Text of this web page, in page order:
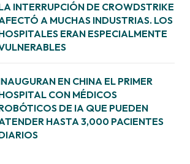
INTERRUPCIÓN DE CROWDSTRIKE
A MUCHAS INDUSTRIAS. LOS
ERAN ESPECIALMENTE
EN CHINA EL PRIMER
CON MÉDICOS
DE IA QUE PUEDEN
HASTA 3,000 PACIENTES